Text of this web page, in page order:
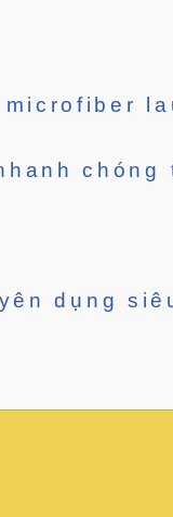
chóng
dụng